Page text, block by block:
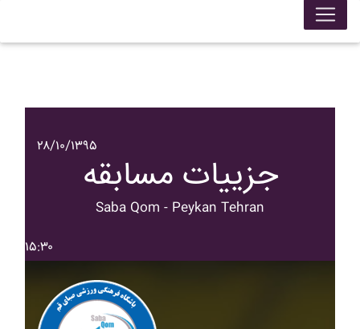
۲۸/۱۰/۱۳۹۵
جزییات مسابقه
Saba Qom - Peykan Tehran
۱۵:۳۰